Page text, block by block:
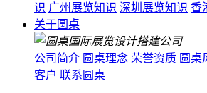
识 广州展览知识 深圳展览知识 香
关于圆桌
公司简介 圆桌理念 荣誉资质 圆桌
客户 联系圆桌